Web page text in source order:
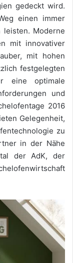
gedeckt wird.
einen immer
leisten. Moderne
mit innovativer
mit hohen
festgelegten
eine optimale
und
2016
Gelegenheit,
zu
in der Nähe
der AdK, der